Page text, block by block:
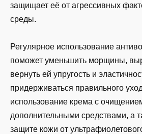
защищает её от агрессивных
среды.
Регулярное использование
поможет уменьшить морщины,
вернуть ей упругость и
придерживаться правильного
использование крема с
дополнительными средствами, а
защите кожи от